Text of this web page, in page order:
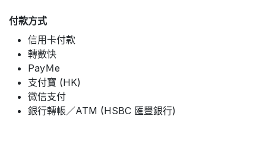
付款方式
信用卡付款
轉數快
PayＭe
支付寶 (HK)
微信支付
銀行轉帳／ATM (HSBC 匯豐銀行)